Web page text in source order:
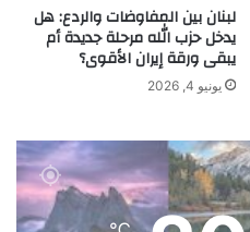
لبنان بين المفاوضات والردع: هل
يدخل حزب الله مرحلة جديدة أم
يبقى ورقة إيران الأقوى؟
يونيو 4, 2026